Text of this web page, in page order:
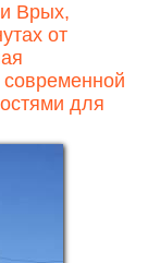
Врых,
от
для